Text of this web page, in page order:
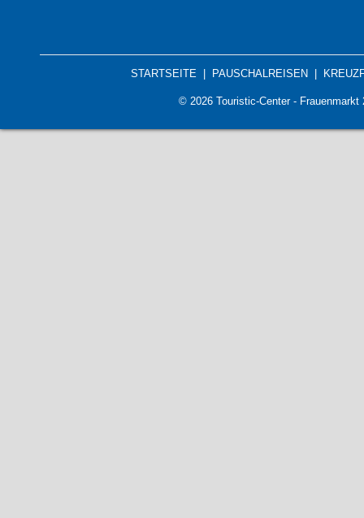
STARTSEITE| PAUSCHALREISEN
© 2026 Touristic-Center -